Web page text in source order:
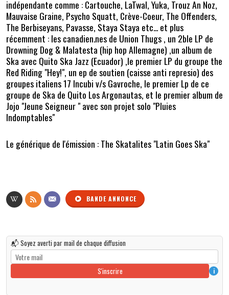
indépendante comme : Cartouche, LaTwal, Yuka, Trouz An Noz,
Mauvaise Graine, Psycho Squatt, Crève-Coeur, The Offenders,
The Berbiseyans, Pavasse, Staya Staya etc... et plus
récemment : les canadien.nes de Union Thugs , un 2ble LP de
Drowning Dog & Malatesta (hip hop Allemagne) ,un album de
Ska avec Quito Ska Jazz (Ecuador) ,le premier LP du groupe the
Red Riding "Hey!", un ep de soutien (caisse anti represio) des
groupes italiens 17 Incubi v/s Gavroche, le premier Lp de ce
groupe de Ska de Quito Los Argonautas, et le premier album de
Jojo "Jeune Seigneur " avec son projet solo "Pluies
Indomptables"
Le générique de l'émission : The Skatalites "Latin Goes Ska"
BANDE ANNONCE
📬 Soyez averti par mail de chaque diffusion
S'inscrire i